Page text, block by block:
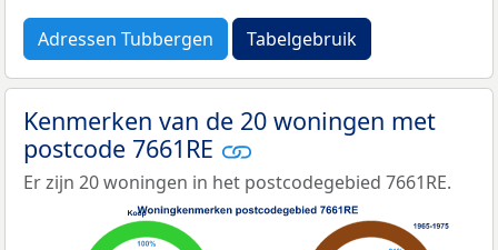
Adressen Tubbergen Tabelgebruik
Kenmerken van de 20 woningen met
postcode 7661RE
Er zijn 20 woningen in het postcodegebied 7661RE.